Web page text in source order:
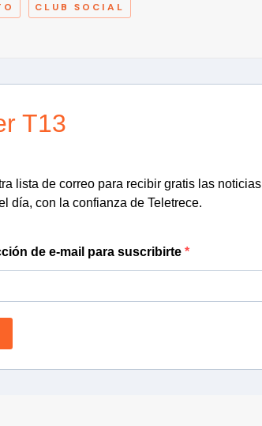
CLUB SOCIAL
T13
lista de correo para recibir gratis las noticias
día, con la confianza de Teletrece.
de e-mail para suscribirte